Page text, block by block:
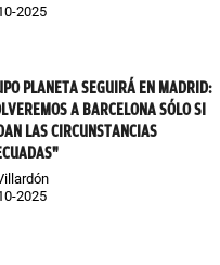
2025
PLANETA SEGUIRÁ EN MADRID:
A BARCELONA SÓLO SI
LAS CIRCUNSTANCIAS
2025